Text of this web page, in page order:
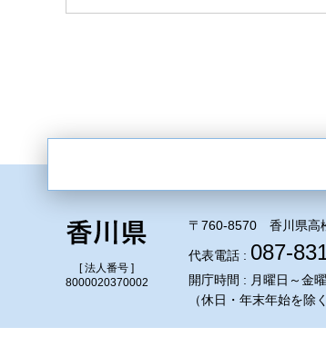
[ 法人番号 ]
8000020370002
〒760-8570 香川県高
代表電話 : 087-
開庁時間 : 月曜日～金
（休日・年末年始を除く